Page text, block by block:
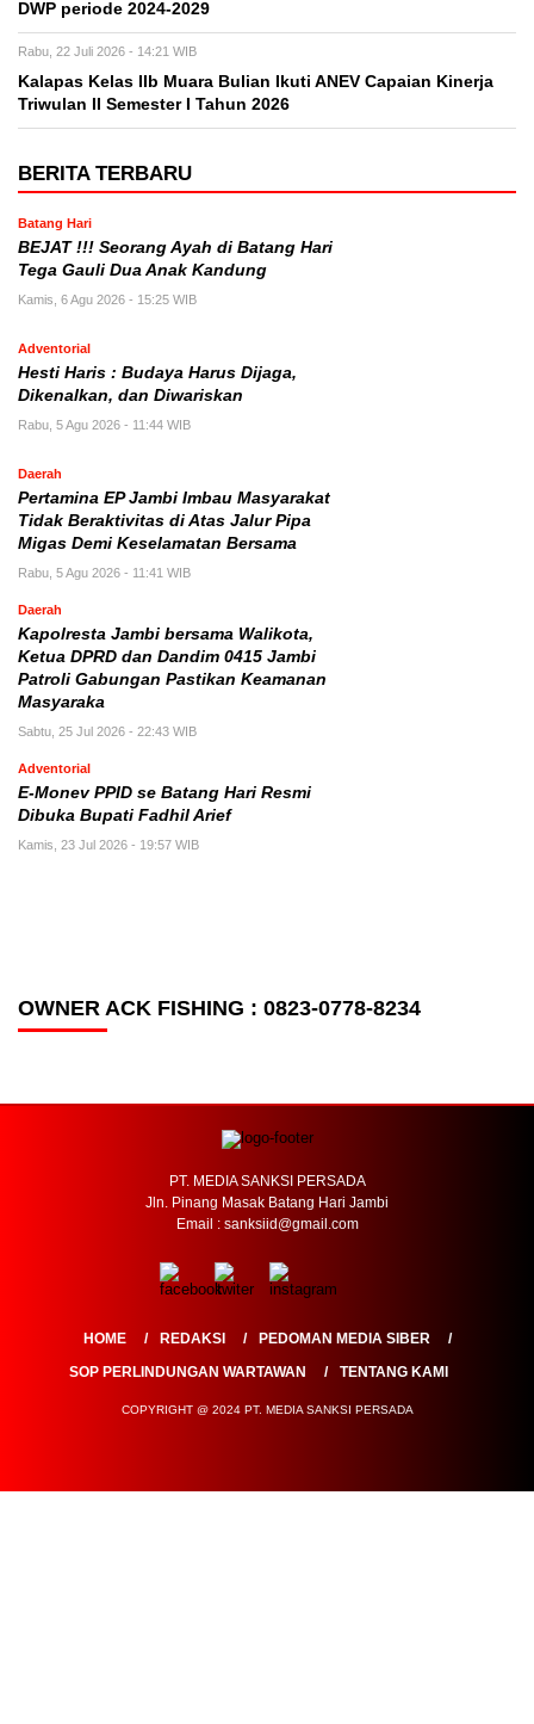
DWP periode 2024-2029
Rabu, 22 Juli 2026 - 14:21 WIB
Kalapas Kelas IIb Muara Bulian Ikuti ANEV Capaian Kinerja
Triwulan II Semester I Tahun 2026
BERITA TERBARU
Batang Hari
BEJAT !!! Seorang Ayah di Batang Hari
Tega Gauli Dua Anak Kandung
Kamis, 6 Agu 2026 - 15:25 WIB
Adventorial
Hesti Haris : Budaya Harus Dijaga,
Dikenalkan, dan Diwariskan
Rabu, 5 Agu 2026 - 11:44 WIB
Daerah
Pertamina EP Jambi Imbau Masyarakat
Tidak Beraktivitas di Atas Jalur Pipa
Migas Demi Keselamatan Bersama
Rabu, 5 Agu 2026 - 11:41 WIB
Daerah
Kapolresta Jambi bersama Walikota,
Ketua DPRD dan Dandim 0415 Jambi
Patroli Gabungan Pastikan Keamanan
Masyaraka
Sabtu, 25 Jul 2026 - 22:43 WIB
Adventorial
E-Monev PPID se Batang Hari Resmi
Dibuka Bupati Fadhil Arief
Kamis, 23 Jul 2026 - 19:57 WIB
OWNER ACK FISHING : 0823-0778-8234
PT. MEDIA SANKSI PERSADA
Jln. Pinang Masak Batang Hari Jambi
Email : sanksiid@gmail.com
HOME REDAKSI
PEDOMAN MEDIA SIBER
SOP PERLINDUNGAN WARTAWAN
TENTANG KAMI